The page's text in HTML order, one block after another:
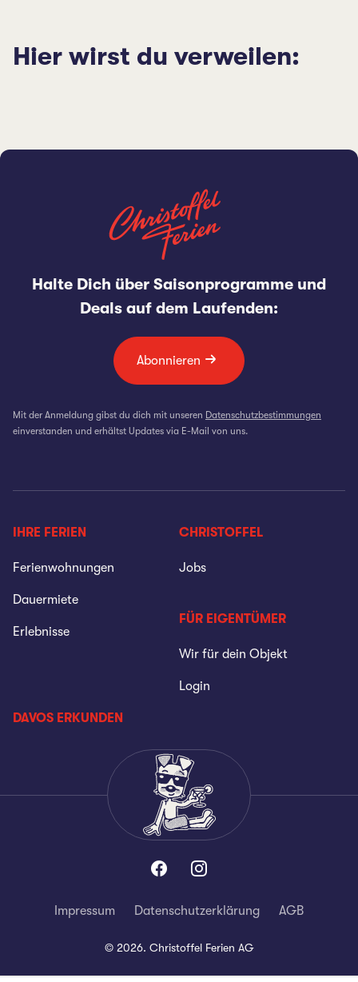
Hier wirst du verweilen:
Halte Dich über Saisonprogramme und
Deals auf dem Laufenden:
Abonnieren
Mit der Anmeldung gibst du dich mit unseren Datenschutzbestimmungen
einverstanden und erhältst Updates via E-Mail von uns.
IHRE FERIEN
Ferienwohnungen
Dauermiete
Erlebnisse
CHRISTOFFEL
Jobs
FÜR EIGENTÜMER
Wir für dein Objekt
Login
DAVOS ERKUNDEN
Impressum Datenschutzerklärung AGB
© 2026. Christoffel Ferien AG